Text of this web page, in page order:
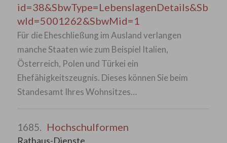
id=38&SbwType=LebenslagenDetails&Sb
wId=5001262&SbwMid=1
Für die Eheschließung im Ausland verlangen
manche Staaten wie zum Beispiel Italien,
Österreich, Polen und Türkei ein
Ehefähigkeitszeugnis. Dieses können Sie beim
Standesamt Ihres Wohnsitzes…
1685. Hochschulformen
Rathaus-Dienste